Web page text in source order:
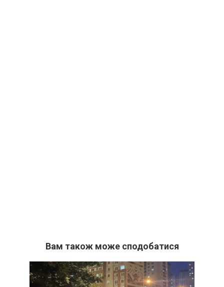
Вам також може сподобатися